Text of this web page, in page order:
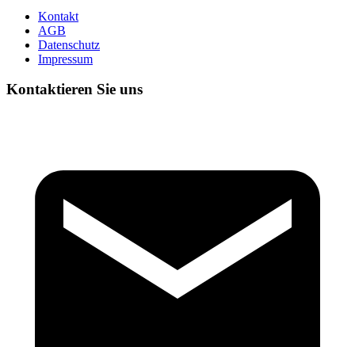
Kontakt
AGB
Datenschutz
Impressum
Kontaktieren Sie uns